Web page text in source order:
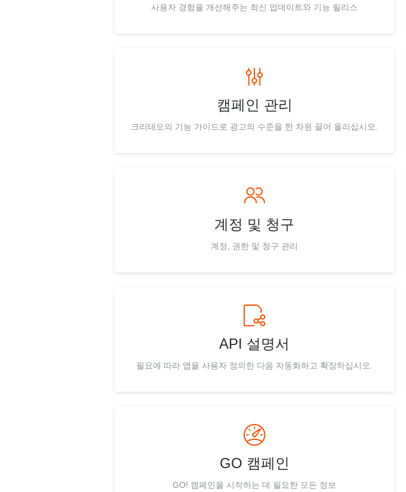
사용자 경험을 개선해주는 최신 업데이트와 기능 릴리스
캠페인 관리
크리테오의 기능 가이드로 광고의 수준을 한 차원 끌어 올리십시오.
계정 및 청구
계정, 권한 및 청구 관리
API 설명서
필요에 따라 앱을 사용자 정의한 다음 자동화하고 확장하십시오.
GO 캠페인
GO! 캠페인을 시작하는 데 필요한 모든 정보